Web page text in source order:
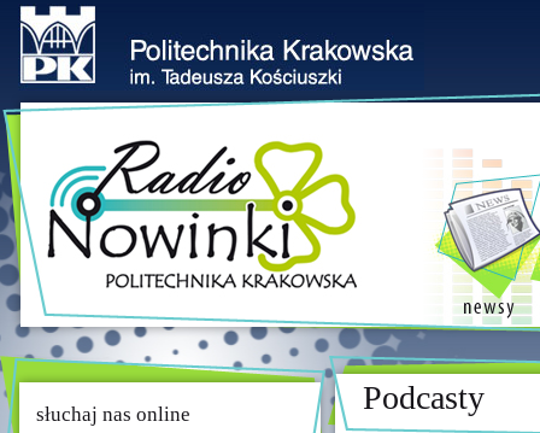
słuchaj nas online Podcasty